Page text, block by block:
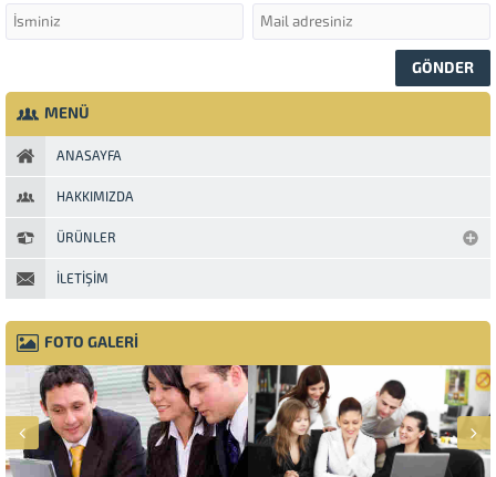
MENÜ
ANASAYFA
HAKKIMIZDA
ÜRÜNLER
İLETIŞIM
FOTO GALERİ